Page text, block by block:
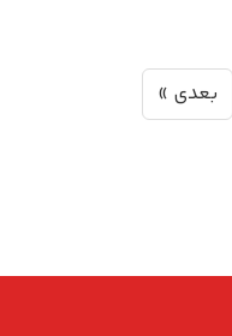
بعدی »